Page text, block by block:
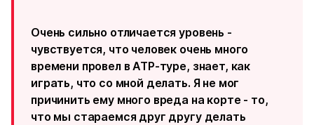
Очень сильно отличается уровень -
чувствуется, что человек очень много
времени провел в ATP-туре, знает, как
играть, что со мной делать. Я не мог
причинить ему много вреда на корте - то,
что мы стараемся друг другу делать